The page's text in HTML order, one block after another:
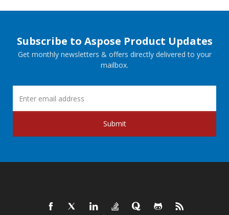
Subscribe to Aspose Product Updates
Get monthly newsletters & offers directly delivered to your
mailbox.
Submit